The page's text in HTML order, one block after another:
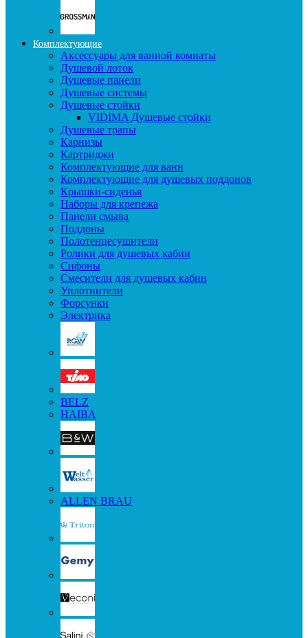
Комплектующие
Аксессуары для ванной комнаты
Душевой лоток
Душевые панели
Душевые системы
Душевые стойки
VIDIMA Душевые стойки
Душевые трапы
Карнизы
Картриджи
Комплектующие для ванн
Комплектующие для душевых поддонов
Крышки-сиденья
Наборы для крепежа
Панели смыва
Поддоны
Полотенцесушители
Ролики для душевых кабин
Сифоны
Смесители для душевых кабин
Уплотнители
Форсунки
Электрика
BELZ
HAIBA
ALLEN BRAU